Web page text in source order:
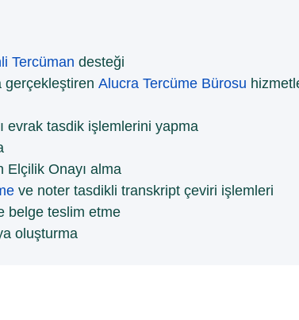
Tercüman desteği
gerçekleştiren Alucra Tercüme Bürosu
evrak tasdik işlemlerini yapma
Elçilik Onayı alma
ve noter tasdikli transkript çeviri işlemleri
belge teslim etme
oluşturma